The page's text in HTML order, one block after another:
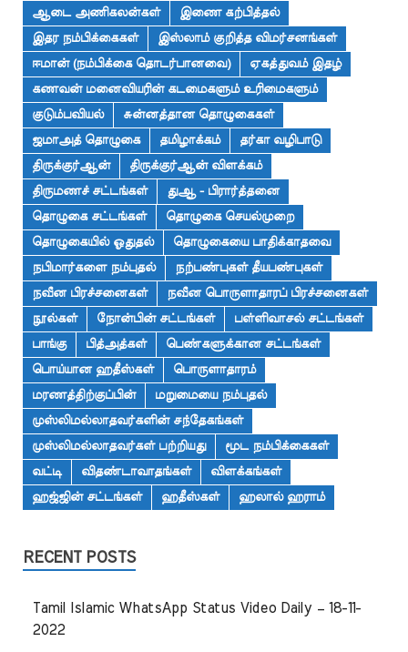
ஆடை அணிகலன்கள்
இணை கற்பித்தல்
இதர நம்பிக்கைகள்
இஸ்லாம் குறித்த விமர்சனங்கள்
ஈமான் (நம்பிக்கை தொடர்பானவை)
ஏகத்துவம் இதழ்
கணவன் மனைவியரின் கடமைகளும் உரிமைகளும்
குடும்பவியல்
சுன்னத்தான தொழுகைகள்
ஜமாஅத் தொழுகை
தமிழாக்கம்
தர்கா வழிபாடு
திருக்குர்ஆன்
திருக்குர்ஆன் விளக்கம்
திருமணச் சட்டங்கள்
துஆ - பிரார்த்தனை
தொழுகை சட்டங்கள்
தொழுகை செயல்முறை
தொழுகையில் ஓதுதல்
தொழுகையை பாதிக்காதவை
நபிமார்களை நம்புதல்
நற்பண்புகள் தீயபண்புகள்
நவீன பிரச்சனைகள்
நவீன பொருளாதாரப் பிரச்சனைகள்
நூல்கள்
நோன்பின் சட்டங்கள்
பள்ளிவாசல் சட்டங்கள்
பாங்கு
பித்அத்கள்
பெண்களுக்கான சட்டங்கள்
பொய்யான ஹதீஸ்கள்
பொருளாதாரம்
மரணத்திற்குப்பின்
மறுமையை நம்புதல்
முஸ்லிமல்லாதவர்களின் சந்தேகங்கள்
முஸ்லிமல்லாதவர்கள் பற்றியது
மூட நம்பிக்கைகள்
வட்டி
விதண்டாவாதங்கள்
விளக்கங்கள்
ஹஜ்ஜின் சட்டங்கள்
ஹதீஸ்கள் ஹலால் ஹராம்
RECENT POSTS
Tamil Islamic WhatsApp Status Video Daily – 18-11-
2022